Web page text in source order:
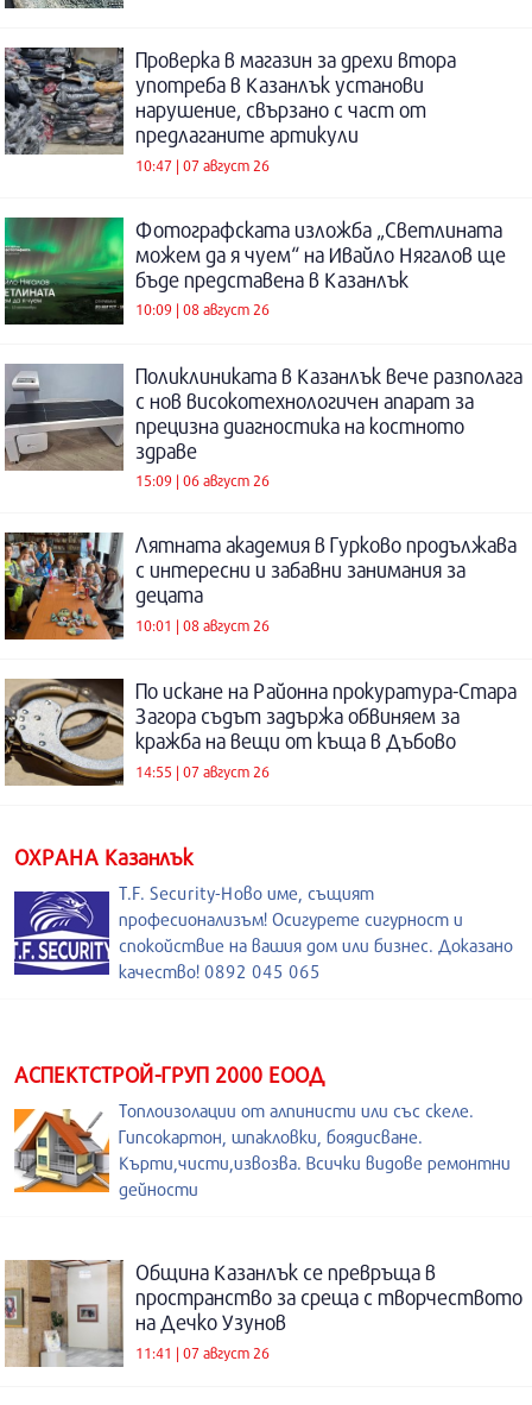
Проверка в магазин за дрехи втора
употреба в Казанлък установи
нарушение, свързано с част от
предлаганите артикули
10:47 | 07 август 26
Фотографската изложба „Светлината
можем да я чуем“ на Ивайло Нягалов ще
бъде представена в Казанлък
10:09 | 08 август 26
Поликлиниката в Казанлък вече разполага
с нов високотехнологичен апарат за
прецизна диагностика на костното
здраве
15:09 | 06 август 26
Лятната академия в Гурково продължава
с интересни и забавни занимания за
децата
10:01 | 08 август 26
По искане на Районна прокуратура-Стара
Загора съдът задържа обвиняем за
кражба на вещи от къща в Дъбово
14:55 | 07 август 26
ОХРАНА Казанлък
T.F. Security-Ново име, същият
професионализъм! Осигурете сигурност и
спокойствие на вашия дом или бизнес. Доказано
качество! 0892 045 065
АСПЕКТСТРОЙ-ГРУП 2000 ЕООД
Топлоизолации от алпинисти или със скеле.
Гипсокартон, шпакловки, боядисване.
Кърти,чисти,извозва. Всички видове ремонтни
дейности
Община Казанлък се превръща в
пространство за среща с творчеството
на Дечко Узунов
11:41 | 07 август 26